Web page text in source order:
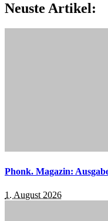
Neuste Artikel:
Phonk. Magazin:
1. August 2026